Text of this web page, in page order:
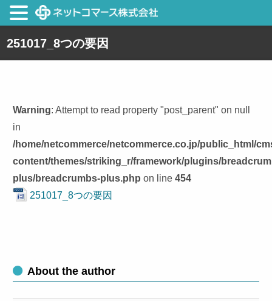
251017_8つの要因
Warning: Attempt to read property "post_parent" on null
in
/home/netcommerce/netcommerce.co.jp/public_html/
content/themes/striking_r/framework/plugins/
plus/breadcrumbs-plus.php on line454
251017_8つの要因
About the author